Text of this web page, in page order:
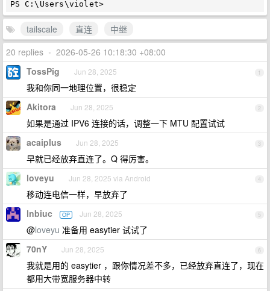
tailscale 直连
中继
20 replies • 2026-05-26 10:18:30 +08:00
1
TossPig Jun 28, 2025
我和你同一地理位置，很稳定
2
Akitora Jun 28, 2025
如果是通过 IPV6 连接的话，调整一下 MTU 配置试试
3
acaiplus Jun 28, 2025
早就已经放弃直连了。Q 得厉害。
4
loveyu Jun 28, 2025 via Android
移动连电信一样，早放弃了
5
lnbiuc OP Jun 28, 2025
@loveyu 准备用 easytier 试试了
6
70nY Jun 28, 2025
我就是用的 easytier ，跟你情况差不多，已经放弃直连了，现在
都用大带宽服务器中转